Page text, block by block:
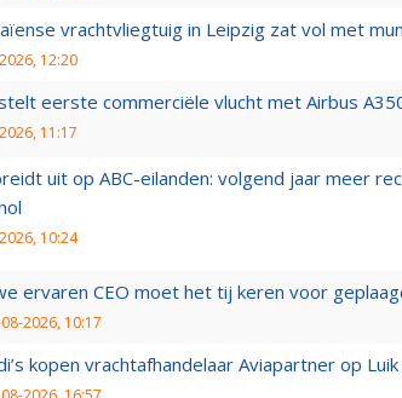
vrachtvliegtuig in Leipzig zat vol met
12:20
eerste commerciële vlucht met Airbus
11:17
uit op ABC-eilanden: volgend jaar meer
10:24
ervaren CEO moet het tij keren voor
2026, 10:17
kopen vrachtafhandelaar Aviapartner op